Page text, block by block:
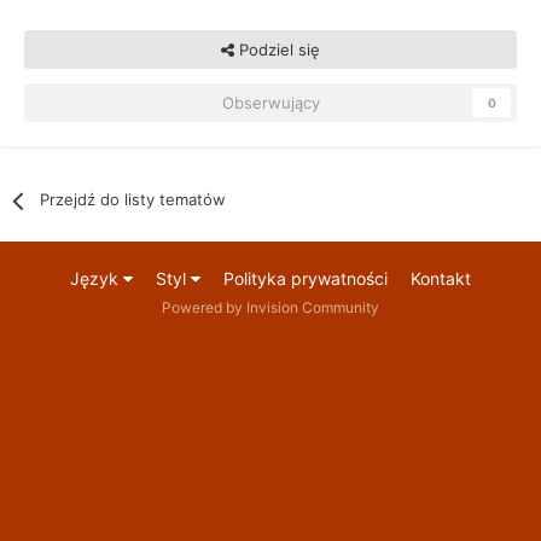
Podziel się
Obserwujący 0
Przejdź do listy tematów
Język Styl Polityka prywatności Kontakt
Powered by Invision Community